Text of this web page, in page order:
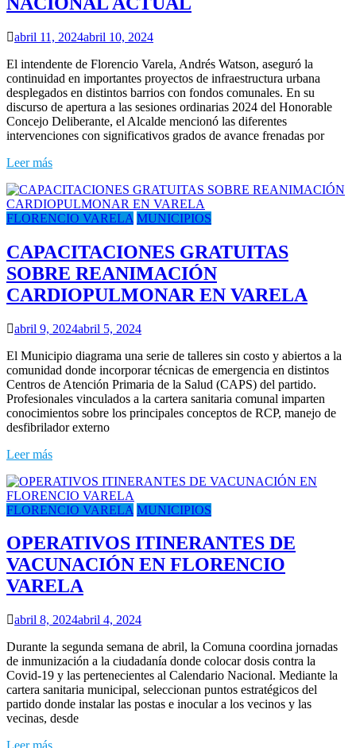
abril 11, 2024abril 10, 2024
El intendente de Florencio Varela, Andrés Watson, aseguró la
continuidad en importantes proyectos de infraestructura urbana
desplegados en distintos barrios con fondos comunales. En su
discurso de apertura a las sesiones ordinarias 2024 del Honorable
Concejo Deliberante, el Alcalde mencionó las diferentes
intervenciones con significativos grados de avance frenadas por
Leer más
FLORENCIO VARELA MUNICIPIOS
CAPACITACIONES GRATUITAS
SOBRE REANIMACIÓN
CARDIOPULMONAR EN VARELA
abril 9, 2024abril 5, 2024
El Municipio diagrama una serie de talleres sin costo y abiertos a la
comunidad donde incorporar técnicas de emergencia en distintos
Centros de Atención Primaria de la Salud (CAPS) del partido.
Profesionales vinculados a la cartera sanitaria comunal imparten
conocimientos sobre los principales conceptos de RCP, manejo de
desfibrilador externo
Leer más
FLORENCIO VARELA MUNICIPIOS
OPERATIVOS ITINERANTES DE
VACUNACIÓN EN FLORENCIO
VARELA
abril 8, 2024abril 4, 2024
Durante la segunda semana de abril, la Comuna coordina jornadas
de inmunización a la ciudadanía donde colocar dosis contra la
Covid-19 y las pertenecientes al Calendario Nacional. Mediante la
cartera sanitaria municipal, seleccionan puntos estratégicos del
partido donde instalar las postas e inocular a los vecinos y las
vecinas, desde